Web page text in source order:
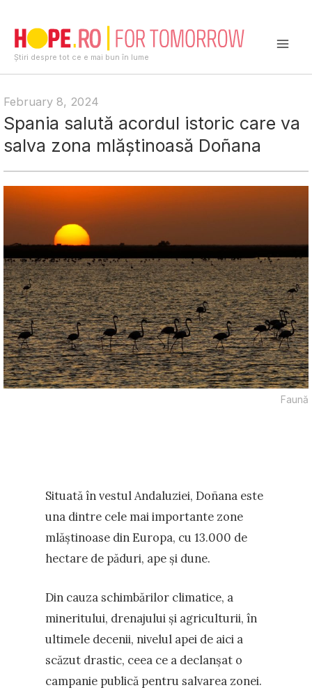
content
Știri despre tot ce e mai bun în lume
February 8, 2024
Spania salută acordul istoric care va
salva zona mlăștinoasă Doñana
Faună
Situată în vestul Andaluziei, Doñana este
una dintre cele mai importante zone
mlăștinoase din Europa, cu 13.000 de
hectare de păduri, ape și dune.
Din cauza schimbărilor climatice, a
mineritului, drenajului și agriculturii, în
ultimele decenii, nivelul apei de aici a
scăzut drastic, ceea ce a declanșat o
campanie publică pentru salvarea zonei.